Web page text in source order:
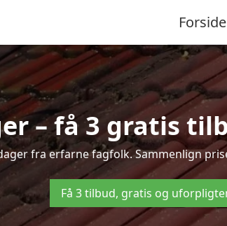
Forside
– få 3 gratis
fra erfarne fagfolk. Sammenlign
Få 3 tilbud, gratis og